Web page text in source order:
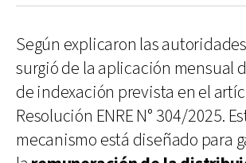
Según explicaron las
surgió de la aplicación mensual
de indexación prevista en el
Resolución ENRE N° 304/2025.
mecanismo está diseñado para